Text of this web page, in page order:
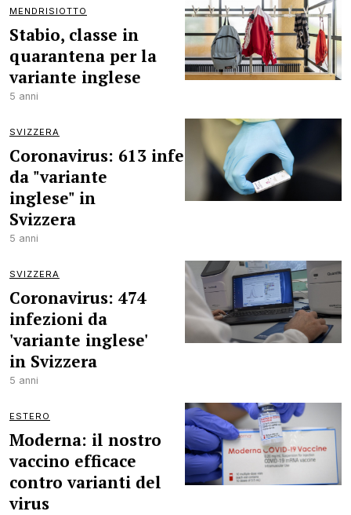
MENDRISIOTTO
Stabio, classe in
quarantena per la
variante inglese
5 anni
SVIZZERA
Coronavirus: 613 infezioni
da "variante
inglese" in
Svizzera
5 anni
SVIZZERA
Coronavirus: 474
infezioni da
'variante inglese'
in Svizzera
5 anni
ESTERO
Moderna: il nostro
vaccino efficace
contro varianti del
virus